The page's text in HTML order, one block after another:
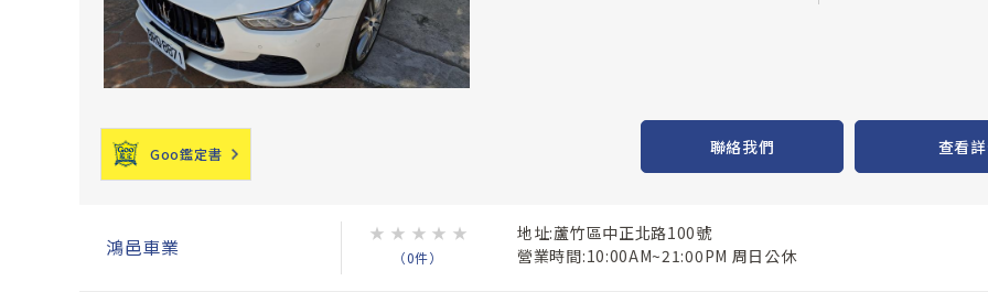
Goo鑑定書 聯絡我們 查看
鴻邑車業
★ ★ ★ ★ ★
（0件）
地址:蘆竹區中正北路100號
營業時間:10:00AM~21:00PM 周日公休